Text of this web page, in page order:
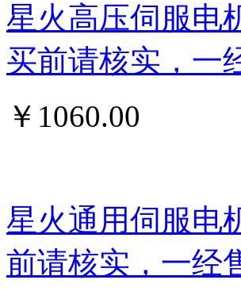
星火高压伺服电
买前请核实，一
￥ 1060.00
星火通用伺服电
前请核实，一经